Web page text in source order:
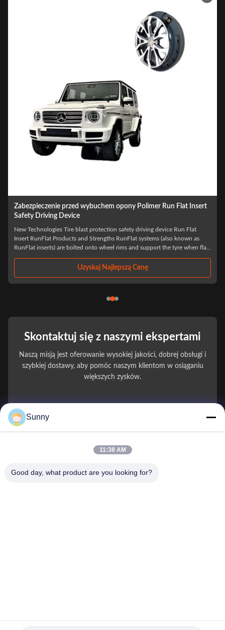
22-calowe wkładki Runflat do ciężkich samochodów
ciężarowych Wkładki do opon typu Run Flat odporne na
balistykę
China Factory 22 inch truck tires run flat insert Products Description
Product Name Tire Explosion-Proof Bulletproof Emergency Safety Device
Product Size Universal Size And Custom Size Product Material Polymer
Uzyskaj Najlepszą Cenę
Skontaktuj się z naszymi ekspertami
Naszą misją jest oferowanie wysokiej jakości, dobrej obsługi i
szybkiej dostawy, aby pomóc naszym klientom w osiąganiu
większych zysków.
Numer telefonu
Sunny
11:38 AM
Good day, what product are you looking for?